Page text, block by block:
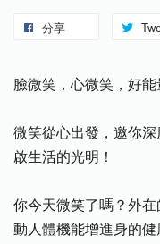
分享
臉微笑，心微笑，好能
微笑從心出發，邀你
啟生活的光明！
你今天微笑了嗎？外
動人體機能增進身的